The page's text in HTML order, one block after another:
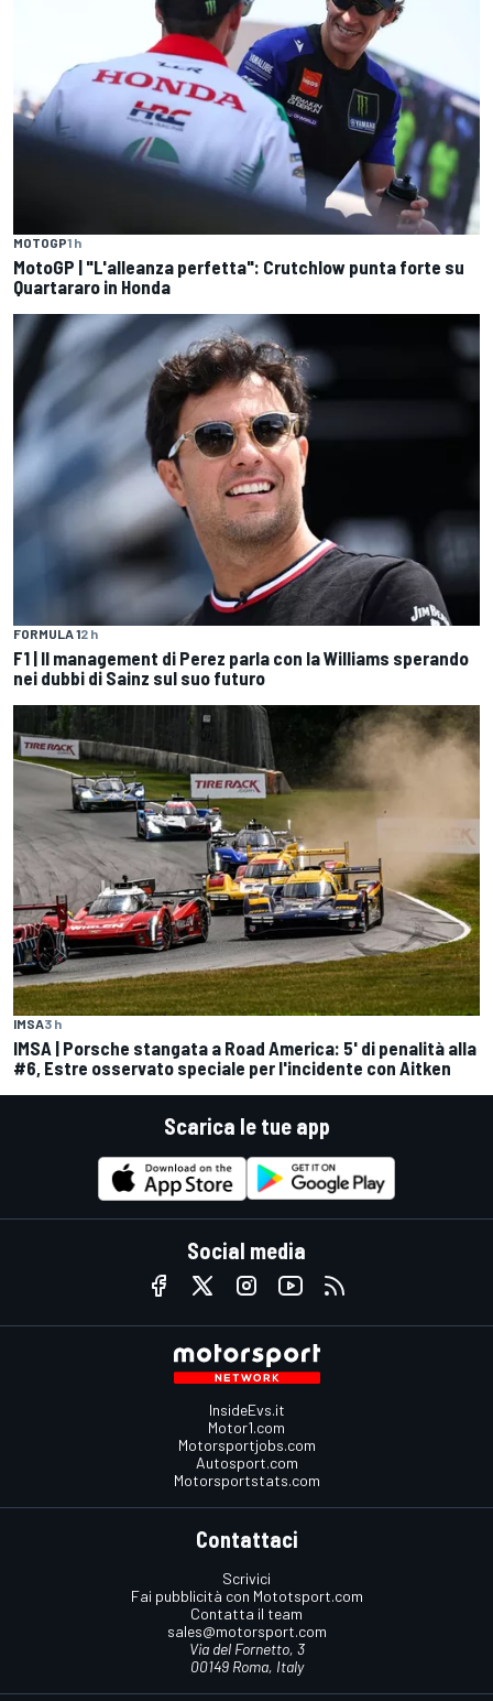
MOTOGP1 h
MotoGP | "L'alleanza perfetta": Crutchlow punta forte su
Quartararo in Honda
FORMULA 12 h
F1 | Il management di Perez parla con la Williams sperando
nei dubbi di Sainz sul suo futuro
IMSA3 h
IMSA | Porsche stangata a Road America: 5' di penalità alla
#6, Estre osservato speciale per l'incidente con Aitken
Scarica le tue app
Social media
InsideEvs.it
Motor1.com
Motorsportjobs.com
Autosport.com
Motorsportstats.com
Contattaci
Scrivici
Fai pubblicità con Mototsport.com
Contatta il team
sales@motorsport.com
Via del Fornetto, 3
00149 Roma, Italy